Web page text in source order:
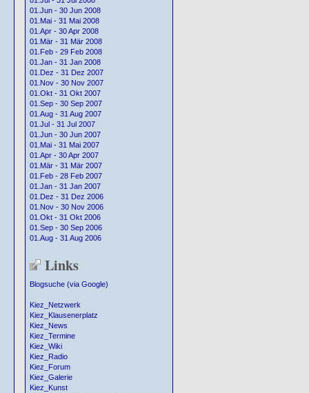
01.Jun - 30 Jun 2008
01.Mai - 31 Mai 2008
01.Apr - 30 Apr 2008
01.Mär - 31 Mär 2008
01.Feb - 29 Feb 2008
01.Jan - 31 Jan 2008
01.Dez - 31 Dez 2007
01.Nov - 30 Nov 2007
01.Okt - 31 Okt 2007
01.Sep - 30 Sep 2007
01.Aug - 31 Aug 2007
01.Jul - 31 Jul 2007
01.Jun - 30 Jun 2007
01.Mai - 31 Mai 2007
01.Apr - 30 Apr 2007
01.Mär - 31 Mär 2007
01.Feb - 28 Feb 2007
01.Jan - 31 Jan 2007
01.Dez - 31 Dez 2006
01.Nov - 30 Nov 2006
01.Okt - 31 Okt 2006
01.Sep - 30 Sep 2006
01.Aug - 31 Aug 2006
Links
Blogsuche (via Google)
Kiez_Netzwerk
Kiez_Klausenerplatz
Kiez_News
Kiez_Termine
Kiez_Wiki
Kiez_Radio
Kiez_Forum
Kiez_Galerie
Kiez_Kunst